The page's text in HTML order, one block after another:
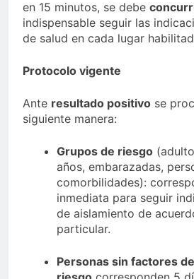
en 15 minutos, se debe
indispensable seguir las
de salud en cada lugar
Protocolo vigente
Ante resultado positivo se
siguiente manera:
Grupos de riesgo
años, embarazadas,
comorbilidades):
inmediata para seguir
de aislamiento de
particular.
Personas sin factores de